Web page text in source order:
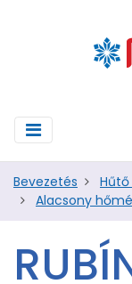
Bevezetés
Alacsony